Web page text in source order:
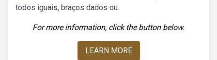
todos iguais, braços dados ou.
For more information, click the button below.
LEARN MORE